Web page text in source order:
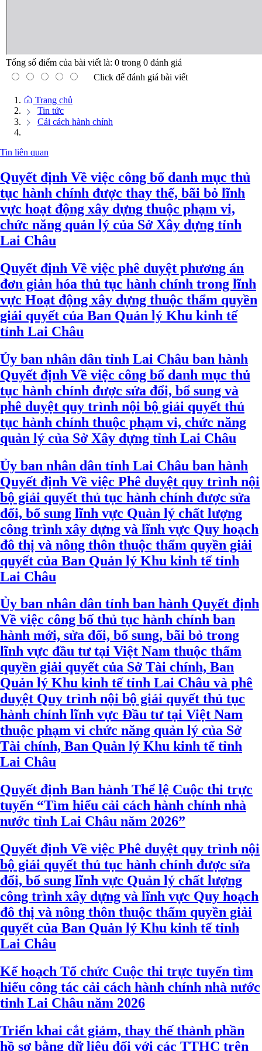
Tổng số điểm của bài viết là: 0 trong 0 đánh giá
Click để đánh giá bài viết
Trang chủ
Tin tức
Cải cách hành chính
Tin liên quan
Quyết định Về việc công bố danh mục thủ
tục hành chính được thay thế, bãi bỏ lĩnh
vực hoạt động xây dựng thuộc phạm vi,
chức năng quản lý của Sở Xây dựng tỉnh
Lai Châu
Quyết định Về việc phê duyệt phương án
đơn giản hóa thủ tục hành chính trong lĩnh
vực Hoạt động xây dựng thuộc thẩm quyền
giải quyết của Ban Quản lý Khu kinh tế
tỉnh Lai Châu
Ủy ban nhân dân tỉnh Lai Châu ban hành
Quyết định Về việc công bố danh mục thủ
tục hành chính được sửa đổi, bổ sung và
phê duyệt quy trình nội bộ giải quyết thủ
tục hành chính thuộc phạm vi, chức năng
quản lý của Sở Xây dựng tỉnh Lai Châu
Ủy ban nhân dân tỉnh Lai Châu ban hành
Quyết định Về việc Phê duyệt quy trình nội
bộ giải quyết thủ tục hành chính được sửa
đổi, bổ sung lĩnh vực Quản lý chất lượng
công trình xây dựng và lĩnh vực Quy hoạch
đô thị và nông thôn thuộc thẩm quyền giải
quyết của Ban Quản lý Khu kinh tế tỉnh
Lai Châu
Ủy ban nhân dân tỉnh ban hành Quyết định
Về việc công bố thủ tục hành chính ban
hành mới, sửa đổi, bổ sung, bãi bỏ trong
lĩnh vực đầu tư tại Việt Nam thuộc thẩm
quyền giải quyết của Sở Tài chính, Ban
Quản lý Khu kinh tế tỉnh Lai Châu và phê
duyệt Quy trình nội bộ giải quyết thủ tục
hành chính lĩnh vực Đầu tư tại Việt Nam
thuộc phạm vi chức năng quản lý của Sở
Tài chính, Ban Quản lý Khu kinh tế tỉnh
Lai Châu
Quyết định Ban hành Thể lệ Cuộc thi trực
tuyến “Tìm hiểu cải cách hành chính nhà
nước tỉnh Lai Châu năm 2026”
Quyết định Về việc Phê duyệt quy trình nội
bộ giải quyết thủ tục hành chính được sửa
đổi, bổ sung lĩnh vực Quản lý chất lượng
công trình xây dựng và lĩnh vực Quy hoạch
đô thị và nông thôn thuộc thẩm quyền giải
quyết của Ban Quản lý Khu kinh tế tỉnh
Lai Châu
Kế hoạch Tổ chức Cuộc thi trực tuyến tìm
hiểu công tác cải cách hành chính nhà nước
tỉnh Lai Châu năm 2026
Triển khai cắt giảm, thay thế thành phần
hồ sơ bằng dữ liệu đối với các TTHC trên